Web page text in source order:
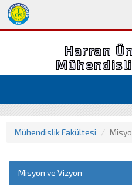
Mühendislik Fakültesi
Misyon ve Vizyon